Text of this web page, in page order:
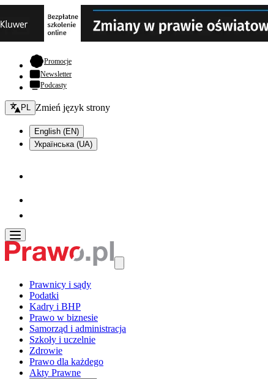
Promocje- otwiera się w nowej karcie
Newsletter
Podcasty
Zmień język - bieżący:
PL Zmień język strony
English (EN)
Українська (UA)
Prawnicy i sądy
Podatki
Kadry i BHP
Prawo w biznesie
Samorząd i administracja
Szkoły i uczelnie
Zdrowie
Prawo dla każdego
Akty Prawne